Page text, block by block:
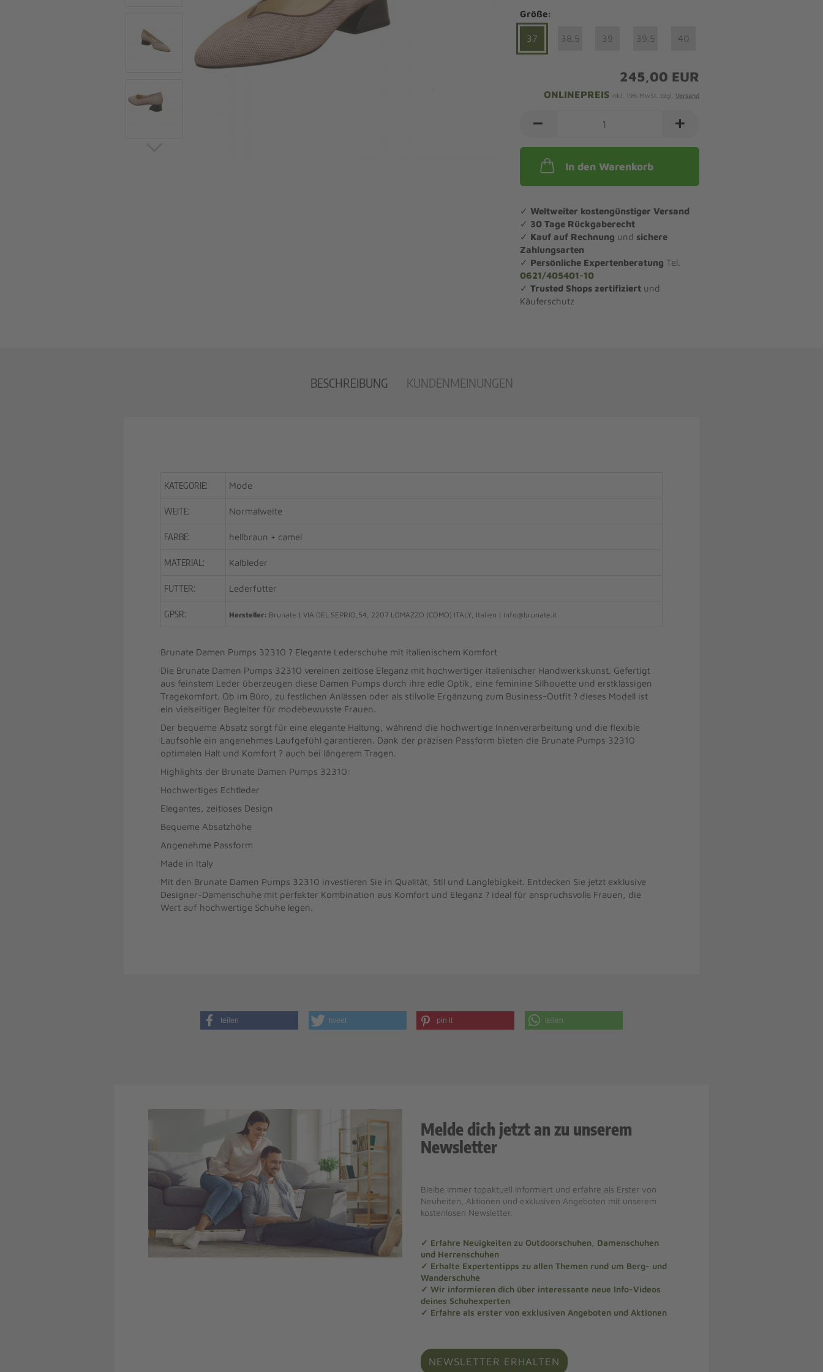
Jagdschuhe
Jagdschuhe für Damen
Gummistiefel
Zwiegenähte Jagdschuhe
Pflege und Leisten -
Outdoor
Sandalen Komfort
Slipper Komfort
Sneaker Komfort
Stiefel Komfort
Größe:
37 38.5 39 39.5 40
245,00 EUR
ONLINEPREISinkl. 19% MwSt. zzgl. Versand
In den Warenkorb
✓ Weltweiter kostengünstiger Versand
✓ 30 Tage Rückgaberecht
✓ Kauf auf Rechnung und sichere
Zahlungsarten
✓ Persönliche Expertenberatung Tel.
0621/405401-10
✓ Trusted Shops zertifiziertund
Käuferschutz
BESCHREIBUNG KUNDENMEINUNGEN
KATEGORIE: Mode
WEITE: Normalweite
FARBE: hellbraun + camel
MATERIAL: Kalbleder
FUTTER: Lederfutter
GPSR: Hersteller: Brunate | VIA DEL SEPRIO,54, 2207 LOMAZZO (COMO) ITALY, Italien | info@brunate.it
Brunate Damen Pumps 32310 ? Elegante Lederschuhe mit italienischem Komfort
Die Brunate Damen Pumps 32310 vereinen zeitlose Eleganz mit hochwertiger italienischer Handwerkskunst. Gefertigt
aus feinstem Leder überzeugen diese Damen Pumps durch ihre edle Optik, eine feminine Silhouette und erstklassigen
Tragekomfort. Ob im Büro, zu festlichen Anlässen oder als stilvolle Ergänzung zum Business-Outfit ? dieses Modell ist
ein vielseitiger Begleiter für modebewusste Frauen.
Der bequeme Absatz sorgt für eine elegante Haltung, während die hochwertige Innenverarbeitung und die flexible
Laufsohle ein angenehmes Laufgefühl garantieren. Dank der präzisen Passform bieten die Brunate Pumps 32310
optimalen Halt und Komfort ? auch bei längerem Tragen.
Highlights der Brunate Damen Pumps 32310:
Hochwertiges Echtleder
Elegantes, zeitloses Design
Bequeme Absatzhöhe
Angenehme Passform
Made in Italy
Mit den Brunate Damen Pumps 32310 investieren Sie in Qualität, Stil und Langlebigkeit. Entdecken Sie jetzt exklusive
Designer-Damenschuhe mit perfekter Kombination aus Komfort und Eleganz ? ideal für anspruchsvolle Frauen, die
Wert auf hochwertige Schuhe legen.
teilen tweet pin it teilen
Melde dich jetzt an zu unserem
Newsletter
Bleibe immer topaktuell informiert und erfahre als Erster von
Neuheiten, Aktionen und exklusiven Angeboten mit unserem
kostenlosen Newsletter.
✓ Erfahre Neuigkeiten zu Outdoorschuhen, Damenschuhen
und Herrenschuhen
✓ Erhalte Expertentipps zu allen Themen rund um Berg- und
Wanderschuhe
✓ Wir informieren dich über interessante neue Info-Videos
deines Schuhexperten
✓ Erfahre als erster von exklusiven Angeboten und Aktionen
NEWSLETTER ERHALTEN